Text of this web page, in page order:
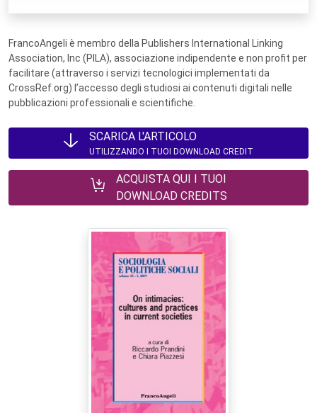
FrancoAngeli è membro della Publishers International Linking
Association, Inc (PILA), associazione indipendente e non profit per
facilitare (attraverso i servizi tecnologici implementati da
CrossRef.org) l’accesso degli studiosi ai contenuti digitali nelle
pubblicazioni professionali e scientifiche.
SCARICA L'ARTICOLO
UTILIZZANDO I TUOI DOWNLOAD CREDIT
ACQUISTA QUI I TUOI
DOWNLOAD CREDITS